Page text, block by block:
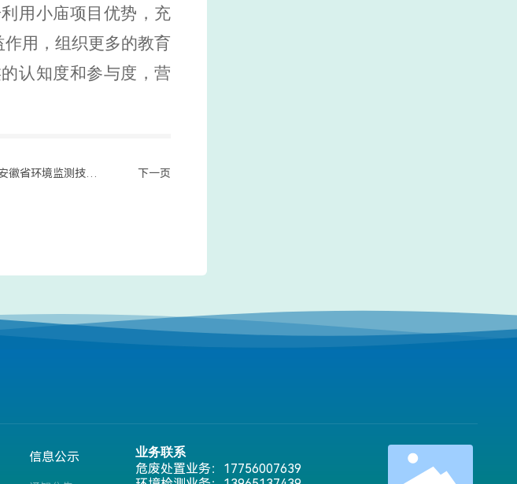
用小庙项目优势，充
用，组织更多的教育
认知度和参与度，营
徽省环境监测技术大
下一页
信息公示
业务联系
危废处置业务： 17756007639